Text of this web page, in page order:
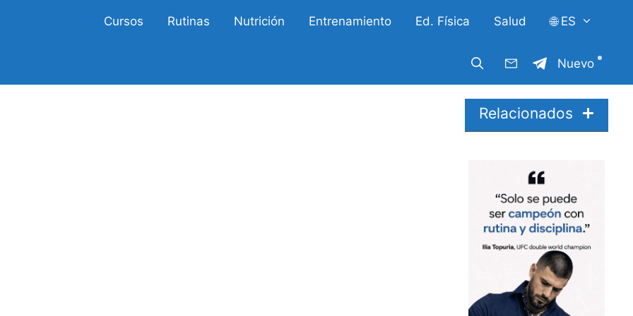
Cursos Rutinas Nutrición Entrenamiento Ed. Física Salud 🌐 ES
Nuevo
Relacionados